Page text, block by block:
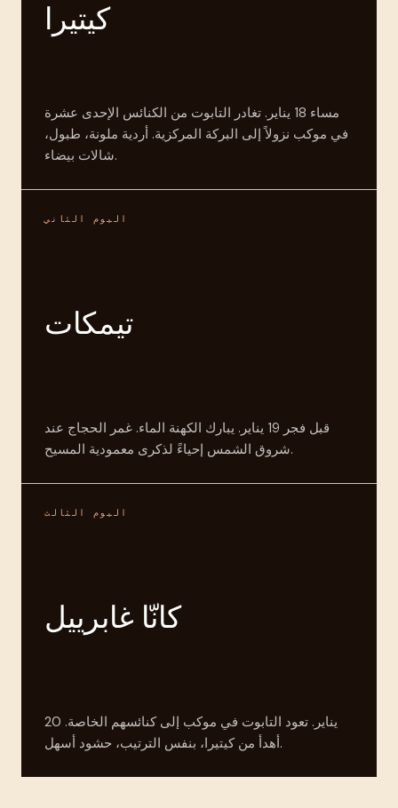
كيتيرا
مساء 18 يناير. تغادر التابوت من الكنائس الإحدى عشرة
في موكب نزولاً إلى البركة المركزية. أردية ملونة، طبول،
شالات بيضاء.
اليوم الثاني
تيمكات
قبل فجر 19 يناير. يبارك الكهنة الماء. غمر الحجاج عند
شروق الشمس إحياءً لذكرى معمودية المسيح.
اليوم الثالث
كانّا غابرييل
20 يناير. تعود التابوت في موكب إلى كنائسهم الخاصة.
أهدأ من كيتيرا، بنفس الترتيب، حشود أسهل.